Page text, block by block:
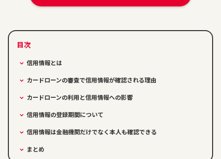
信用情報とは
カードローンの審査で信用情報が確認される理由
カードローンの利用と信用情報への影響
信用情報の登録期間について
信用情報は金融機関だけでなく本人も確認できる
まとめ